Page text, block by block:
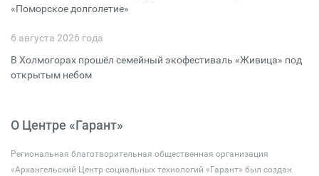
«Поморское долголетие»
6 августа 2026 года
В Холмогорах прошёл семейный экофестиваль «Живица» под
открытым небом
О Центре «Гарант»
Региональная благотворительная общественная организация
«Архангельский Центр социальных технологий «Гарант» был создан